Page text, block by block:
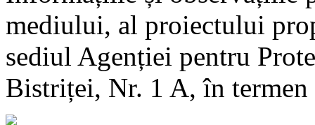
mediului, al proiectului
sediul Agenției pentru
Bistriței, Nr. 1 A, în